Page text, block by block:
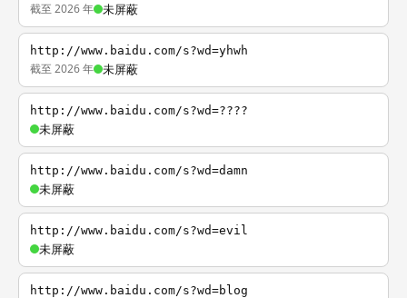
截至 2026 年 未屏蔽
http://www.baidu.com/s?wd=yhwh
截至 2026 年 未屏蔽
http://www.baidu.com/s?wd=????
未屏蔽
http://www.baidu.com/s?wd=damn
未屏蔽
http://www.baidu.com/s?wd=evil
未屏蔽
http://www.baidu.com/s?wd=blog